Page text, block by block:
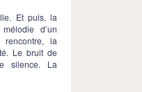
Et puis, la
d’un
rencontre, la
Le bruit de
silence. La